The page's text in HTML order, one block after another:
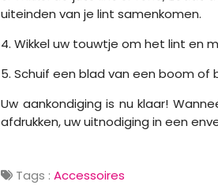
uiteinden van je lint samenkomen.
4. Wikkel uw touwtje om het lint en
5. Schuif een blad van een boom
Uw aankondiging is nu klaar!
afdrukken, uw uitnodiging in een
Tags : Accessoires